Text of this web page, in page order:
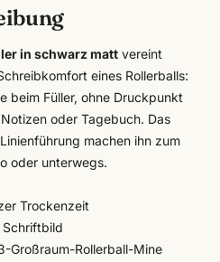
in schwarz matt vereint
eines Rollerballs:
beim Füller, ohne Druckpunkt
oder Tagebuch. Das
machen ihn zum
oder unterwegs.
Trockenzeit
Schriftbild
Großraum-Rollerball-Mine